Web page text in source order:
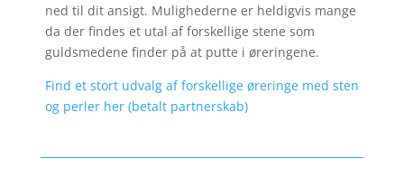
ned til dit ansigt. Mulighederne er heldigvis mange
da der findes et utal af forskellige stene som
guldsmedene finder på at putte i øreringene.
Find et stort udvalg af forskellige øreringe med sten
og perler her (betalt partnerskab)